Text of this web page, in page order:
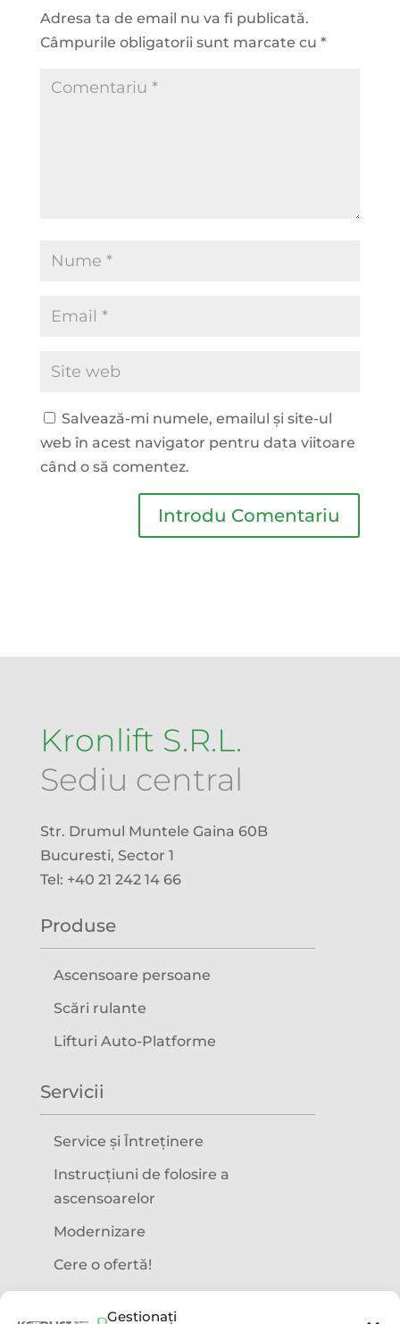
Gestionați
Adresa ta de email nu va fi publicată.
Câmpurile obligatorii sunt marcate cu *
Salvează-mi numele, emailul și site-ul
web în acest navigator pentru data viitoare
când o să comentez.
Kronlift S.R.L.
Sediu central
Str. Drumul Muntele Gaina 60B
Bucuresti, Sector 1
Tel: +40 21 242 14 66
Produse
Ascensoare persoane
Scări rulante
Lifturi Auto-Platforme
Servicii
Service și Întreținere
Instrucțiuni de folosire a
ascensoarelor
Modernizare
Cere o ofertă!
Precizări legale